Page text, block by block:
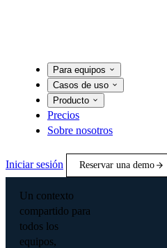
Para equipos
Casos de uso
Producto
Precios
Sobre nosotros
Iniciar sesión Reservar una demo
Un contexto
compartido para
todos los
equipos,